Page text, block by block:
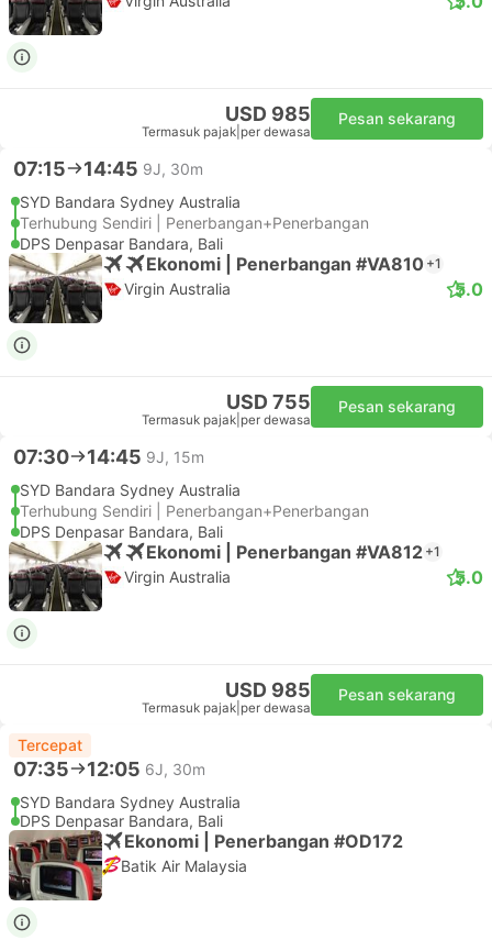
USD 985
Termasuk pajak per dewasa
Pesan sekarang
07:15 14:45 9J, 30m
SYD Bandara Sydney Australia
Terhubung Sendiri | Penerbangan+Penerbangan
DPS Denpasar Bandara, Bali
Ekonomi | Penerbangan #VA810 +1
Virgin Australia 5.0
USD 755
Termasuk pajak per dewasa
Pesan sekarang
07:30 14:45 9J, 15m
SYD Bandara Sydney Australia
Terhubung Sendiri | Penerbangan+Penerbangan
DPS Denpasar Bandara, Bali
Ekonomi | Penerbangan #VA812 +1
Virgin Australia 5.0
USD 985
Termasuk pajak per dewasa
Pesan sekarang
Tercepat
07:35 12:05 6J, 30m
SYD Bandara Sydney Australia
DPS Denpasar Bandara, Bali
Ekonomi | Penerbangan #OD172
Batik Air Malaysia